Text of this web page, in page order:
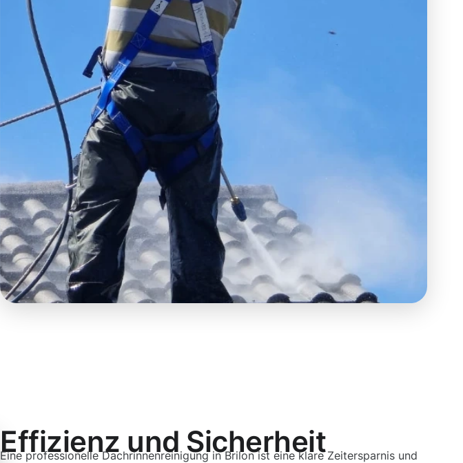
Effizienz und Sicherheit
Eine professionelle Dachrinnenreinigung in Brilon ist eine klare Zeitersparnis und